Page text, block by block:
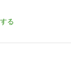
る